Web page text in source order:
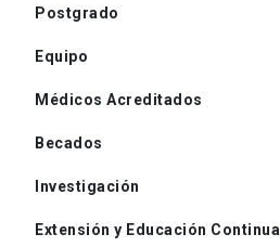
Postgrado
Equipo
Médicos Acreditados
Becados
Investigación
Extensión y Educación Continua